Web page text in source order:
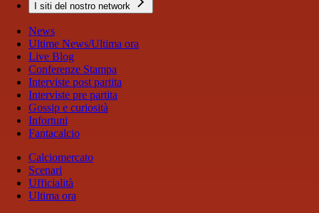
I siti del nostro network
News
Ultime News/Ultima ora
Live Blog
Conferenze Stampa
Interviste post partita
Interviste pre partita
Gossip e curiosità
Infortuni
Fantacalcio
Calciomercato
Scenari
Ufficialità
Ultima ora